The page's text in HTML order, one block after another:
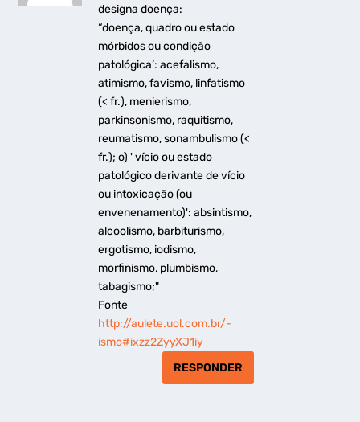
designa doença:
“doença, quadro ou estado
mórbidos ou condição
patológica’: acefalismo,
atimismo, favismo, linfatismo
(< fr.), menierismo,
parkinsonismo, raquitismo,
reumatismo, sonambulismo (<
fr.); o) ' vício ou estado
patológico derivante de vício
ou intoxicação (ou
envenenamento)': absintismo,
alcoolismo, barbiturismo,
ergotismo, iodismo,
morfinismo, plumbismo,
tabagismo;"
Fonte
http://aulete.uol.com.br/-
ismo#ixzz2ZyyXJ1iy
RESPONDER